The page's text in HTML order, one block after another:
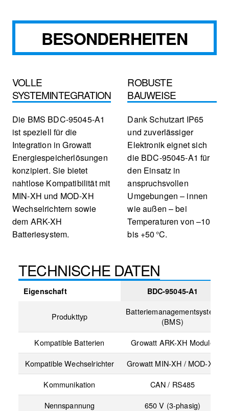
BESONDERHEITEN
VOLLE
SYSTEMINTEGRATION
Die BMS BDC-95045-A1
ist speziell für die
Integration in Growatt
Energiespeicherlösungen
konzipiert. Sie bietet
nahtlose Kompatibilität mit
MIN-XH und MOD-XH
Wechselrichtern sowie
dem ARK-XH
Batteriesystem.
ROBUSTE
BAUWEISE
Dank Schutzart IP65
und zuverlässiger
Elektronik eignet sich
die BDC-95045-A1 für
den Einsatz in
anspruchsvollen
Umgebungen – innen
wie außen – bei
Temperaturen von –10
bis +50 °C.
TECHNISCHE DATEN
Eigenschaft BDC-95045-A1
Produkttyp
Batteriemanagementsystem
(BMS)
Kompatible Batterien
Growatt ARK-XH Module
Kompatible Wechselrichter
Growatt MIN-XH / MOD-XH
Kommunikation
CAN / RS485
Nennspannung
650 V (3-phasig)